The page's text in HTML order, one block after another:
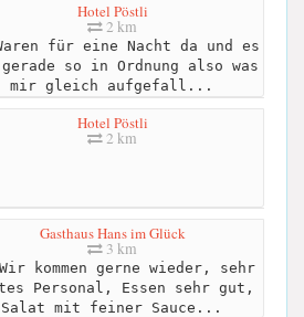
Hotel Pöstli
2 km
für eine Nacht da und es
so in Ordnung also was
mir gleich aufgefall...
Hotel Pöstli
2 km
Gasthaus Hans im Glück
3 km
kommen gerne wieder, sehr
Personal, Essen sehr gut,
Salat mit feiner Sauce...